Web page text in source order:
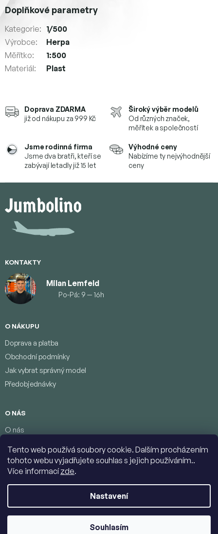
Tento web používá soubory cookie. Dalším procházením
tohoto webu vyjadřujete souhlas s jejich používáním..
Více informacízde.
Nastavení
Souhlasím
Doprava ZDARMA
již od nákupu za 999 Kč
Široký výběr modelů
Od různých značek,
měřítek a společností
Jsme rodinná firma
Jsme dva bratři, kteří se
zabývají letadly již 15 let
Výhodné ceny
Nabízíme ty nejvýhodnější
ceny
Doplňkové parametry
Kategorie: 1/500
Výrobce:
Herpa
Měřítko:
1:500
Materiál: Plast
p
KONTAKTY
Milan Lemfeld
Po-Pá: 9 — 16h
O NÁKUPU
Doprava a platba
Obchodní podmínky
Jak vybrat správný model
Předobjednávky
O NÁS
O nás
Podmínky ochrany osobních údajů
Kontakty
Copyright 2026Jumbolino-model.com. Všechna práva vyhrazena.
Upravit nastavení cookies